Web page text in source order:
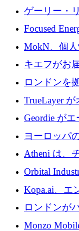
2,000 万ユ
ゲーリー・
事業を開始
Focused
TrueLayer
を奪還
MokN、個
の成長のた
キエフがお
イナで最も
ように拡大
ロンドンを
5,000 万ド
TrueLayer
収、チェッ
Geordie が
ガバナンス
ヨーロッパ
目を向けて
Atheni は、
用を支援す
Orbital
トラクチャ
確保
Kopa.ai、エ
用の AI エー
万ユーロを
ロンドンが
の座を奪還
Monzo